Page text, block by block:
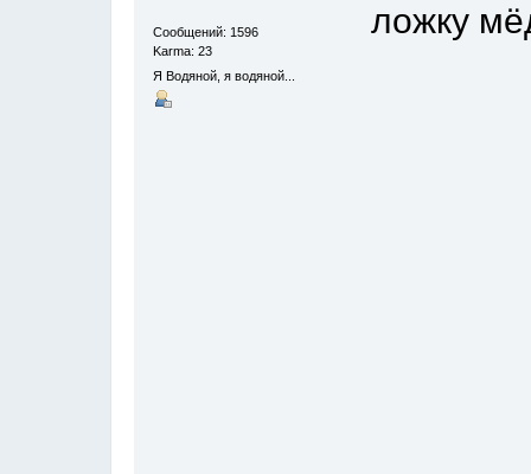
Сообщений: 1596
Karma: 23
Я Водяной, я водяной...
ложку